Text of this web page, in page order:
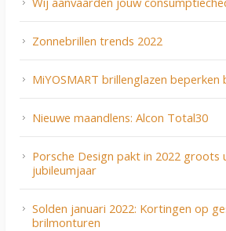
Zonnebrillen trends 2022
MiYOSMART brillenglazen
Nieuwe maandlens: Alcon Total30
Porsche Design pakt in 2022 groots
jubileumjaar
Solden januari 2022: Kortingen op
brilmonturen